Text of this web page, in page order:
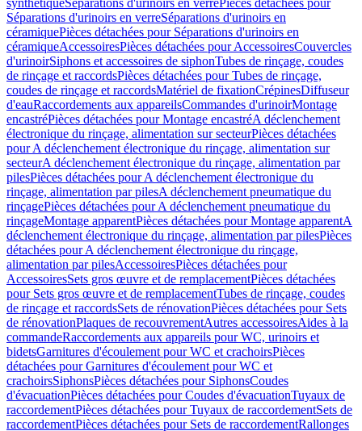
synthétiqueSéparations d'urinoirs en verrePièces détachées pour
Séparations d'urinoirs en verreSéparations d'urinoirs en
céramiquePièces détachées pour Séparations d'urinoirs en
céramiqueAccessoiresPièces détachées pour AccessoiresCouvercles
d'urinoirSiphons et accessoires de siphonTubes de rinçage, coudes
de rinçage et raccordsPièces détachées pour Tubes de rinçage,
coudes de rinçage et raccordsMatériel de fixationCrépinesDiffuseur
d'eauRaccordements aux appareilsCommandes d'urinoirMontage
encastréPièces détachées pour Montage encastréA déclenchement
électronique du rinçage, alimentation sur secteurPièces détachées
pour A déclenchement électronique du rinçage, alimentation sur
secteurA déclenchement électronique du rinçage, alimentation par
pilesPièces détachées pour A déclenchement électronique du
rinçage, alimentation par pilesA déclenchement pneumatique du
rinçagePièces détachées pour A déclenchement pneumatique du
rinçageMontage apparentPièces détachées pour Montage apparentA
déclenchement électronique du rinçage, alimentation par pilesPièces
détachées pour A déclenchement électronique du rinçage,
alimentation par pilesAccessoiresPièces détachées pour
AccessoiresSets gros œuvre et de remplacementPièces détachées
pour Sets gros œuvre et de remplacementTubes de rinçage, coudes
de rinçage et raccordsSets de rénovationPièces détachées pour Sets
de rénovationPlaques de recouvrementAutres accessoiresAides à la
commandeRaccordements aux appareils pour WC, urinoirs et
bidetsGarnitures d'écoulement pour WC et crachoirsPièces
détachées pour Garnitures d'écoulement pour WC et
crachoirsSiphonsPièces détachées pour SiphonsCoudes
d'évacuationPièces détachées pour Coudes d'évacuationTuyaux de
raccordementPièces détachées pour Tuyaux de raccordementSets de
raccordementPièces détachées pour Sets de raccordementRallonges